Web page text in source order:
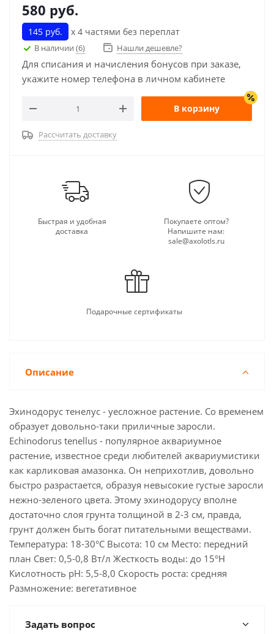
580 руб.
145 руб. х 4 частями без переплат
В наличии (6) Нашли дешевле?
Для списания и начисления бонусов при заказе,
укажите номер телефона в личном кабинете
В корзину
Рассчитать доставку
Быстрая и удобная
доставка
Покупаете оптом?
Напишите нам:
sale@axolotls.ru
Подарочные сертификаты
Описание
Эхинодорус тенелус - yесложное растение. Со временем
образует довольно-таки приличные заросли.
Echinodorus tenellus - популярное аквариумное
растение, известное среди любителей аквариумистики
как карликовая амазонка. Он неприхотлив, довольно
быстро разрастается, образуя невысокие густые заросли
нежно-зеленого цвета. Этому эхинодорусу вполне
достаточно слоя грунта толщиной в 2-3 см, правда,
грунт должен быть богат питательными веществами.
Температура: 18-30°С Высота: 10 см Место: передний
план Свет: 0,5-0,8 Вт/л Жесткость воды: до 15°Н
Кислотность рН: 5,5-8,0 Скорость роста: средняя
Размножение: вегетативное
Задать вопрос